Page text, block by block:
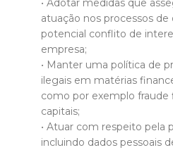
• Adotar medidas que
atuação nos processos de
potencial conflito de
empresa;
• Manter uma política de
ilegais em matérias
como por exemplo
capitais;
• Atuar com respeito pela
incluindo dados pessoais